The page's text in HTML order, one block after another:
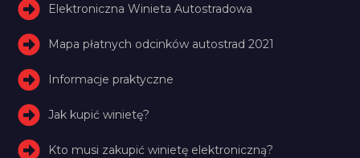
Elektroniczna Winieta Autostradowa
Mapa płatnych odcinków autostrad 2021
Informacje praktyczne
Jak kupić winietę?
Kto musi zakupić winietę elektroniczną?